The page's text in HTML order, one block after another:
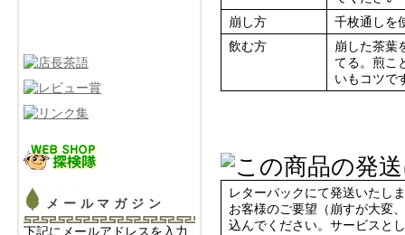
メールマガジン
下記にメールアドレスを入力
崩し方
千枚通しを
飲む方
崩した茶葉
てる。煎こ
いもコツで
レターパックにて発送いたし
お客様のご要望（崩すが大変
込んでください。サービスと